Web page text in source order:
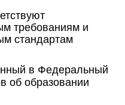
требованиям и
стандартам
в Федеральный
об образовании